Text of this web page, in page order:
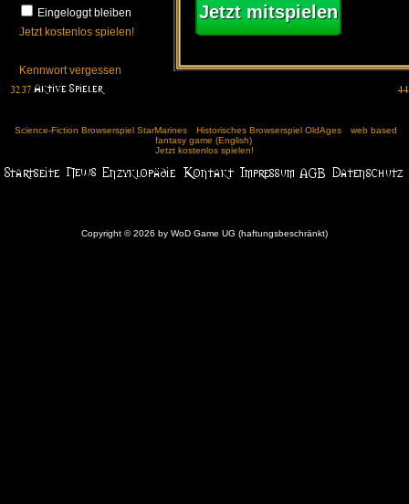
Eingeloggt bleiben
Jetzt kostenlos spielen!
Kennwort vergessen
Jetzt mitspielen
Science-Fiction Browserspiel StarMarines Historisches Browserspiel OldAges
web based
fantasy game (English)
Jetzt kostenlos spielen!
Copyright © 2026 by WoD Game UG (haftungsbeschränkt)